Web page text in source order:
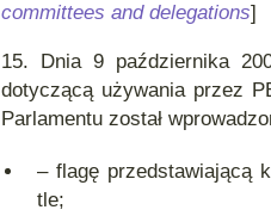
committees and delegations]
15. Dnia 9 października
dotyczącą używania przez
Parlamentu został
– flagę przedstawiającą
tle;